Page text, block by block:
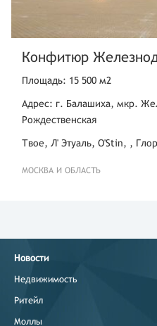
Конфитюр
Площадь: 15 500 м2
Адрес: г. Балашиха, мкр.
Рождественская
Твое, Л' Этуаль, O'Stin, ,
МОСКВА И ОБЛАСТЬ
Новости
Недвижимость
Ритейл
Моллы